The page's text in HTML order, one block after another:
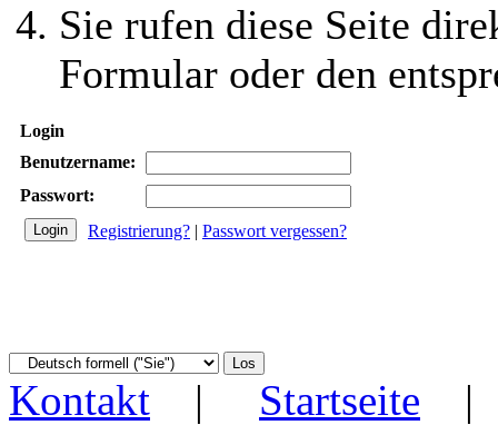
Sie rufen diese Seite
Formular oder den
Login
Benutzername:
Passwort:
Registrierung? | Passwort vergessen?
Kontakt | Startseite